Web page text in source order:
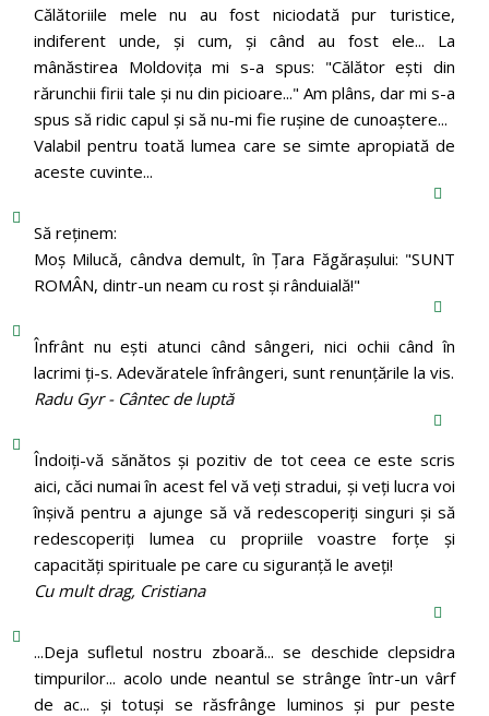
Călătoriile mele nu au fost niciodată pur turistice,
indiferent unde, și cum, și când au fost ele... La
mânăstirea Moldoviţa mi s-a spus: "Călător eşti din
rărunchii firii tale şi nu din picioare..." Am plâns, dar mi s-a
spus să ridic capul şi să nu-mi fie ruşine de cunoaştere...
Valabil pentru toată lumea care se simte apropiată de
aceste cuvinte...
Să reținem:
Moș Milucă, cândva demult, în Ţara Făgăraşului: "SUNT
ROMÂN, dintr-un neam cu rost şi rânduială!"
Înfrânt nu ești atunci când sângeri, nici ochii când în
lacrimi ți-s. Adevăratele înfrângeri, sunt renunțările la vis.
Radu Gyr - Cântec de luptă
Îndoiți-vă sănătos și pozitiv de tot ceea ce este scris
aici, căci numai în acest fel vă veți stradui, și veți lucra voi
înșivă pentru a ajunge să vă redescoperiți singuri și să
redescoperiți lumea cu propriile voastre forțe și
capacități spirituale pe care cu siguranță le aveți!
Cu mult drag, Cristiana
...Deja sufletul nostru zboară... se deschide clepsidra
timpurilor... acolo unde neantul se strânge într-un vârf
de ac... și totuși se răsfrânge luminos și pur peste